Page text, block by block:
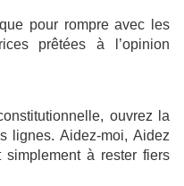
pour rompre avec les
prêtées à l’opinion
ouvrez la
lignes. Aidez-moi, Aidez
simplement à rester fiers